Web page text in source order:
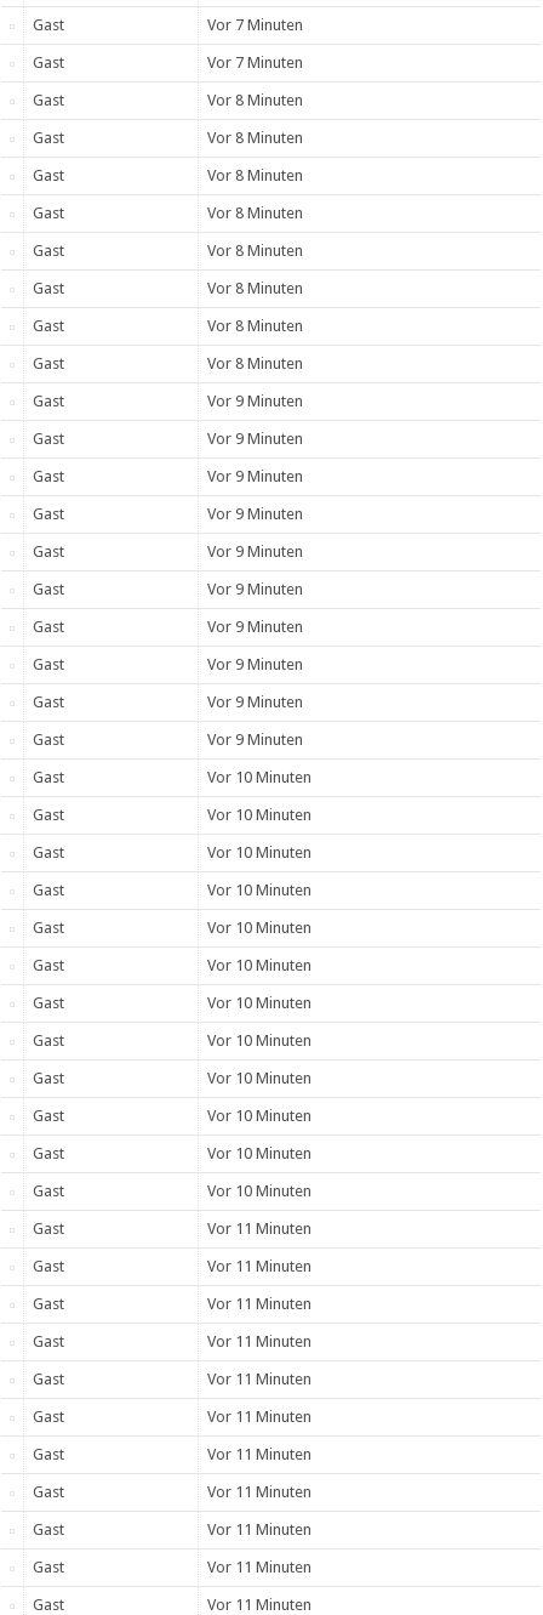
Gast Vor 7 Minuten
Gast Vor 7 Minuten
Gast Vor 8 Minuten
Gast Vor 8 Minuten
Gast Vor 8 Minuten
Gast Vor 8 Minuten
Gast Vor 8 Minuten
Gast Vor 8 Minuten
Gast Vor 8 Minuten
Gast Vor 8 Minuten
Gast Vor 9 Minuten
Gast Vor 9 Minuten
Gast Vor 9 Minuten
Gast Vor 9 Minuten
Gast Vor 9 Minuten
Gast Vor 9 Minuten
Gast Vor 9 Minuten
Gast Vor 9 Minuten
Gast Vor 9 Minuten
Gast Vor 9 Minuten
Gast Vor 10 Minuten
Gast Vor 10 Minuten
Gast Vor 10 Minuten
Gast Vor 10 Minuten
Gast Vor 10 Minuten
Gast Vor 10 Minuten
Gast Vor 10 Minuten
Gast Vor 10 Minuten
Gast Vor 10 Minuten
Gast Vor 10 Minuten
Gast Vor 10 Minuten
Gast Vor 10 Minuten
Gast Vor 11 Minuten
Gast Vor 11 Minuten
Gast Vor 11 Minuten
Gast Vor 11 Minuten
Gast Vor 11 Minuten
Gast Vor 11 Minuten
Gast Vor 11 Minuten
Gast Vor 11 Minuten
Gast Vor 11 Minuten
Gast Vor 11 Minuten
Gast Vor 11 Minuten